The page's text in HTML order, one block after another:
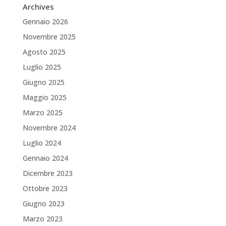
Archives
Gennaio 2026
Novembre 2025
Agosto 2025
Luglio 2025
Giugno 2025
Maggio 2025
Marzo 2025
Novembre 2024
Luglio 2024
Gennaio 2024
Dicembre 2023
Ottobre 2023
Giugno 2023
Marzo 2023